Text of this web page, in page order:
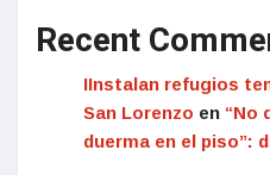
Recent
IInstalan refugios
San Lorenzo en “No
duerma en el piso”: